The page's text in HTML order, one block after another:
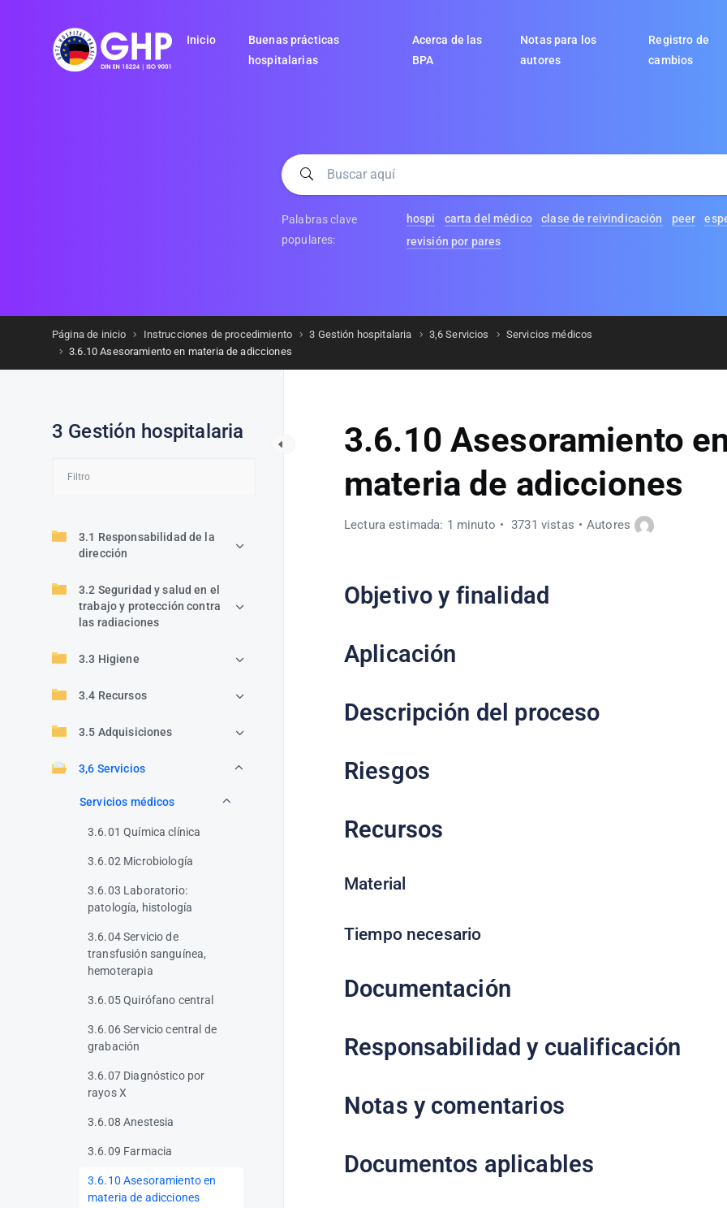
Inicio
Buenas prácticas
hospitalarias
Acerca de las
BPA
Notas para los
autores
Registro de
cambios
Palabras clave
populares:
hospi carta del médico clase de reivindicación peer
revisión por pares
Página de inicio Instrucciones de procedimiento 3 Gestión hospitalaria 3,6 Servicios
Servicios médicos
3.6.10 Asesoramiento en materia de adicciones
3 Gestión hospitalaria
3.1 Responsabilidad de la
dirección
3.2 Seguridad y salud en el
trabajo y protección contra
las radiaciones
3.3 Higiene
3.4 Recursos
3.5 Adquisiciones
3,6 Servicios
Servicios médicos
3.6.01 Química clínica
3.6.02 Microbiología
3.6.03 Laboratorio:
patología, histología
3.6.04 Servicio de
transfusión sanguínea,
hemoterapia
3.6.05 Quirófano central
3.6.06 Servicio central de
grabación
3.6.07 Diagnóstico por
rayos X
3.6.08 Anestesia
3.6.09 Farmacia
3.6.10 Asesoramiento en
materia de adicciones
3.6.10 Asesoramiento
materia de adicciones
Lectura estimada: 1 minuto 3731 vistas Autores
Objetivo y finalidad
Aplicación
Descripción del proceso
Riesgos
Recursos
Material
Tiempo necesario
Documentación
Responsabilidad y cualificación
Notas y comentarios
Documentos aplicables